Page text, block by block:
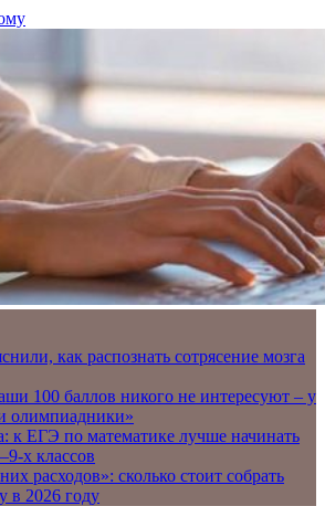
как распознать сотрясение мозга
100 баллов никого не интересуют – у
олимпиадники»
к ЕГЭ по математике лучше начинать
х классов
расходов»: сколько стоит собрать
в 2026 году